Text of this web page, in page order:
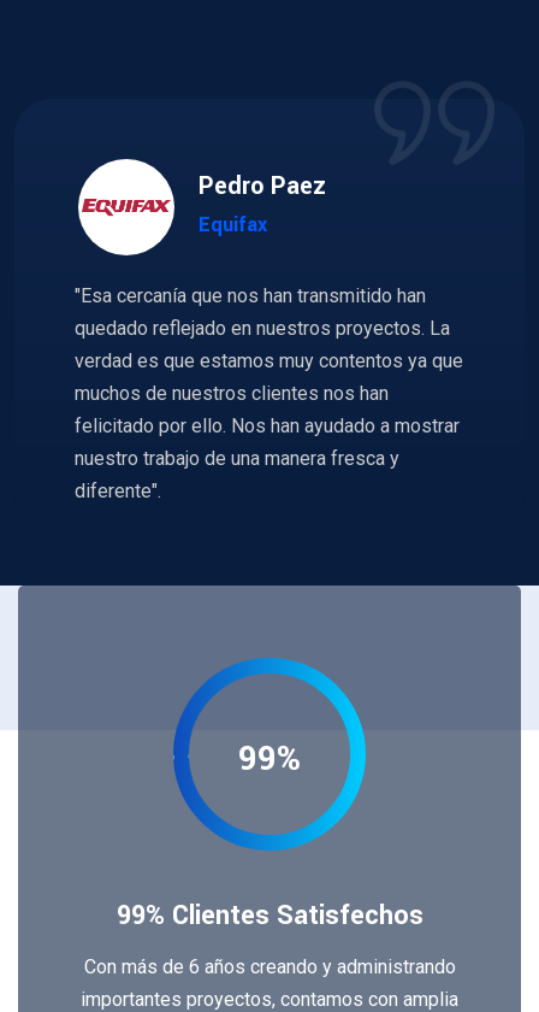
Pedro Paez
Equifax
"Esa cercanía que nos han transmitido han
quedado reflejado en nuestros proyectos. La
verdad es que estamos muy contentos ya que
muchos de nuestros clientes nos han
felicitado por ello. Nos han ayudado a mostrar
nuestro trabajo de una manera fresca y
diferente".
99%
99% Clientes Satisfechos
Con más de 6 años creando y administrando
importantes proyectos, contamos con amplia